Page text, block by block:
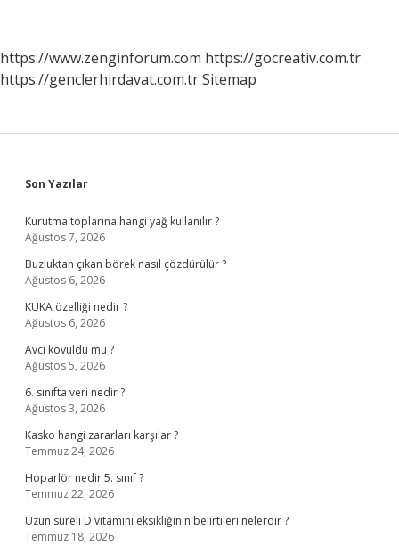
https://www.zenginforum.com https://gocreativ.com.tr
https://genclerhirdavat.com.trSitemap
Sidebar
Son Yazılar
Kurutma toplarına hangi yağ kullanılır ?
Ağustos 7, 2026
Buzluktan çıkan börek nasıl çözdürülür ?
Ağustos 6, 2026
KUKA özelliği nedir ?
Ağustos 6, 2026
Avcı kovuldu mu ?
Ağustos 5, 2026
6. sınıfta veri nedir ?
Ağustos 3, 2026
Kasko hangi zararları karşılar ?
Temmuz 24, 2026
Hoparlör nedir 5. sınıf ?
Temmuz 22, 2026
Uzun süreli D vitamini eksikliğinin belirtileri nelerdir ?
Temmuz 18, 2026